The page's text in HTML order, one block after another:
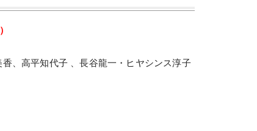
、高平知代子 、長谷龍一・ヒヤシンス淳子